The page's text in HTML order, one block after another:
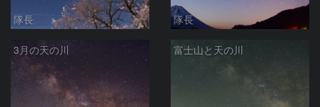
隊長 隊長
3月の天の川 富士山と天の川